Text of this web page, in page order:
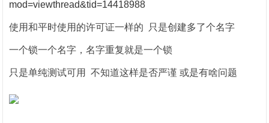
mod=viewthread&tid=14418988
使用和平时使用的许可证一样的 只是创建多了个名字
一个锁一个名字，名字重复就是一个锁
只是单纯测试可用 不知道这样是否严谨 或是有啥问题